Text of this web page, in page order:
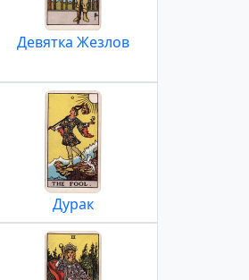
Девятка Жезлов
Дурак